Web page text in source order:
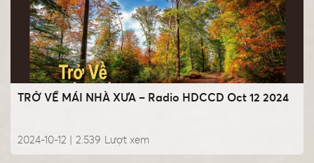
TRỞ VỀ MÁI NHÀ XƯA – Radio HDCCD Oct 12 2024
2024-10-12 | Lượt xem
2.539